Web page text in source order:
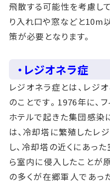
飛散する可能性を考慮し
り入れ口や窓などと10m
策が必要となります。
・レジオネラ症
レジオネラ症とは、レジ
のことです。1976年に、フ
ホテルで起きた集団感染
は、冷却塔に繁殖したレ
し、冷却塔の近くにあっ
ら室内に侵入したことが
の多くが在郷軍人であっ